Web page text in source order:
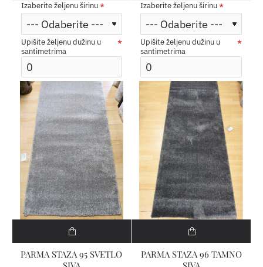
Izaberite željenu širinu
Upišite željenu dužinu u
santimetrima
Izaberite željenu širinu
Upišite željenu dužinu u
santimetrima
PARMA STAZA 95 SVETLO
PARMA STAZA 96 TAMNO